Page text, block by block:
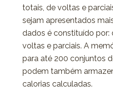
totais, de voltas e
sejam apresentados
dados é constituído por:
voltas e parciais. A
para até 200 conjuntos
podem também
calorias calculadas.